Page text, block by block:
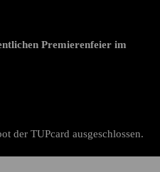
Premierenfeier im
der TUPcard ausgeschlossen.